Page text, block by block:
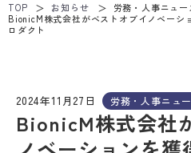
TOP お知らせ
労務・人事ニュー
BionicM株式会社がベストオブイノベーシ
ロダクト
2024年11月27日 労務・人事ニュ
BionicM株式会社